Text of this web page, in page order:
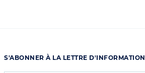
S'ABONNER À LA LETTRE D'INFORMATION